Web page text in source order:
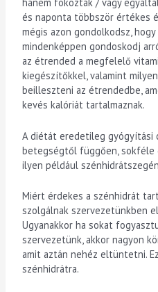
hanem fokozták / vagy
és naponta többször értékes
mégis azon gondolkodsz,
mindenképpen gondoskodj
az étrended a megfelelő
kiegészítőkkel, valamint
beilleszteni az étrendedbe,
kevés kalóriát tartalmaznak.
A diétát eredetileg gyógyítási
betegségtől függően, sokféle
ilyen például
Miért érdekes a szénhidrát
szolgálnak szervezetünkben
Ugyanakkor ha sokat
szervezetünk, akkor nagyon
amit aztán nehéz eltüntetni.
szénhidrátra.